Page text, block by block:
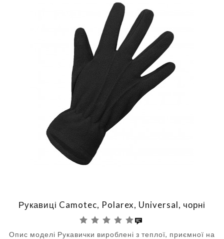
Рукавиці Camotec, Polarex, Universal, чорні
Опис моделі Рукавички вироблені з теплої, приємної на